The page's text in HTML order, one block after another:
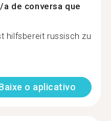
de conversa que
hilfsbereit russisch zu
o aplicativo